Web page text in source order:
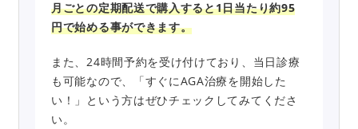
月ごとの定期配送で購入すると1日当たり約95
円で始める事ができます。
また、24時間予約を受け付けており、当日診療
も可能なので、「すぐにAGA治療を開始した
い！」という方はぜひチェックしてみてくださ
い。